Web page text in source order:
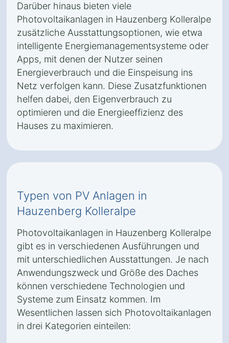
Darüber hinaus bieten viele
Photovoltaikanlagen in Hauzenberg Kolleralpe
zusätzliche Ausstattungsoptionen, wie etwa
intelligente Energiemanagementsysteme oder
Apps, mit denen der Nutzer seinen
Energieverbrauch und die Einspeisung ins
Netz verfolgen kann. Diese Zusatzfunktionen
helfen dabei, den Eigenverbrauch zu
optimieren und die Energieeffizienz des
Hauses zu maximieren.
Typen von PV Anlagen in
Hauzenberg Kolleralpe
Photovoltaikanlagen in Hauzenberg Kolleralpe
gibt es in verschiedenen Ausführungen und
mit unterschiedlichen Ausstattungen. Je nach
Anwendungszweck und Größe des Daches
können verschiedene Technologien und
Systeme zum Einsatz kommen. Im
Wesentlichen lassen sich Photovoltaikanlagen
in drei Kategorien einteilen: